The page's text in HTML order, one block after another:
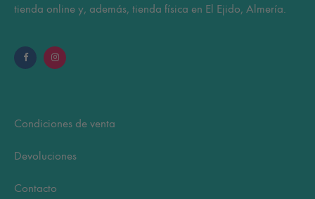
tienda online y, además, tienda física en El Ejido, Almería.
Condiciones de venta
Devoluciones
Contacto